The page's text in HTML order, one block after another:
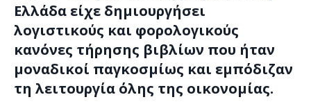
Ελλάδα είχε δημιουργήσει
λογιστικούς και φορολογικούς
κανόνες τήρησης βιβλίων που ήταν
μοναδικοί παγκοσμίως και εμπόδιζαν
τη λειτουργία όλης της οικονομίας.